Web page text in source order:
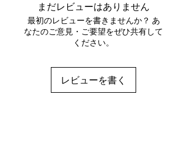
ご注意ください。
まだレビューはありません
最初のレビューを書きませんか？ あ
なたのご意見・ご要望をぜひ共有して
ください。
レビューを書く